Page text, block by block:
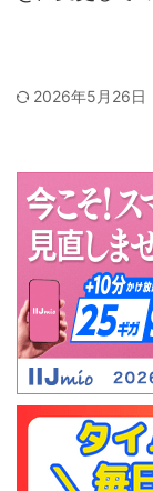
2026年5月26日